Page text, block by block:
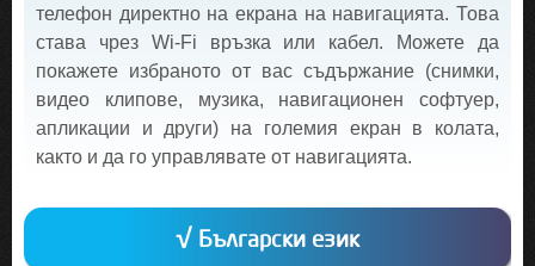
телефон директно на екрана на навигацията. Това
става чрез Wi-Fi връзка или кабел. Можете да
покажете избраното от вас съдържание (снимки,
видео клипове, музика, навигационен софтуер,
апликации и други) на големия екран в колата,
както и да го управлявате от навигацията.
√ Български език